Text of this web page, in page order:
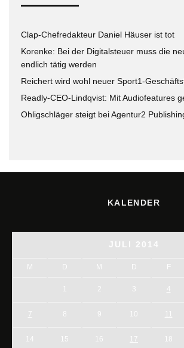
Clap-Chefredakteur Daniel Häuser ist tot
Korenke: Bei der Digitalsteuer muss die
endlich tätig werden
Reichert wird wohl neuer Sport1-
Readly-CEO-Lindqvist: Mit Audiofeatures
Ohligschläger steigt bei Agentur2
KALENDER
JULI 2014
M D M D F
1 2 3
7 8 9 10 11
14 15 16 17 18